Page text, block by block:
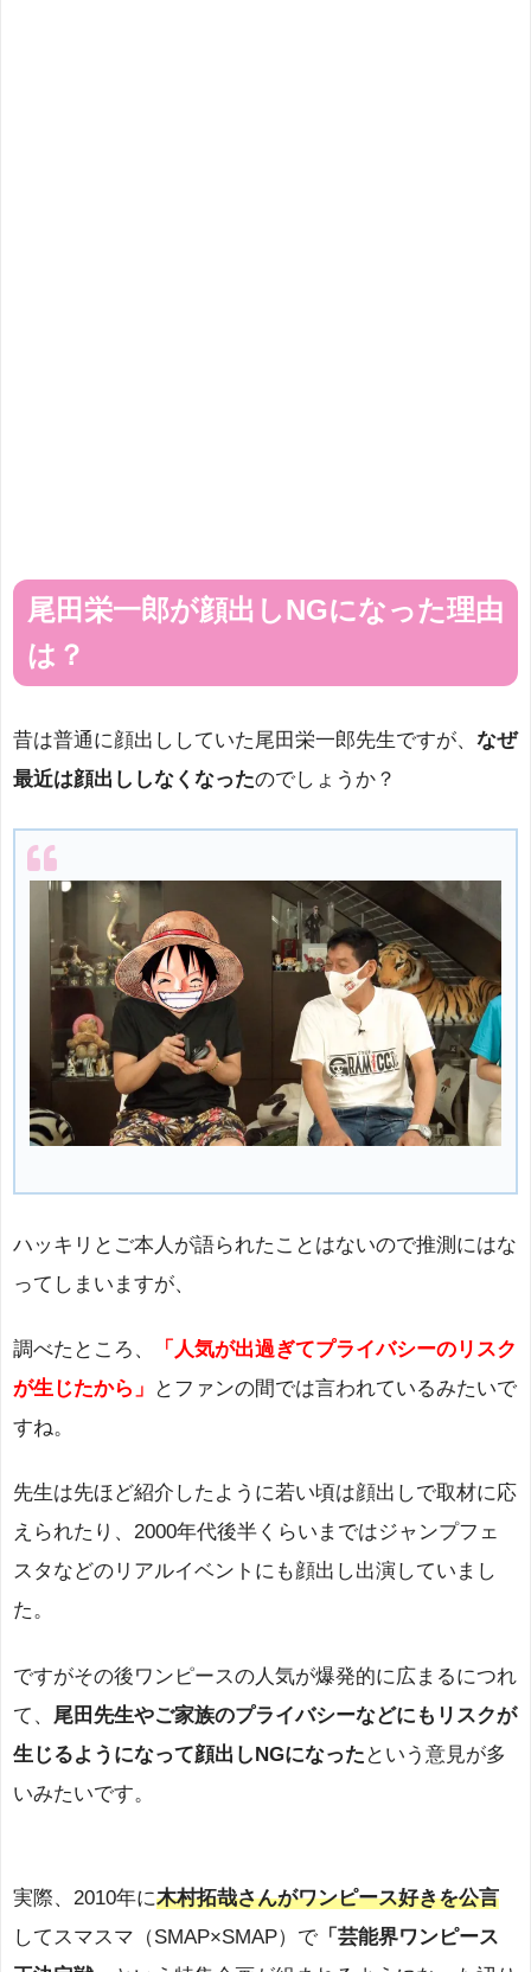
尾田栄一郎が顔出しNGになった理由
は？
昔は普通に顔出ししていた尾田栄一郎先生ですが、 なぜ
最近は顔出ししなくなったのでしょうか？
ハッキリとご本人が語られたことはないので推測にはな
ってしまいますが、
調べたところ、
「人気が出過ぎてプライバシーのリスク
が生じたから」
とファンの間では言われているみたいで
すね。
先生は先ほど紹介したように若い頃は顔出しで取材に応
えられたり、2000年代後半くらいまではジャンプフェ
スタなどのリアルイベントにも顔出し出演していまし
た。
ですがその後ワンピースの人気が爆発的に広まるにつれ
て、
尾田先生やご家族のプライバシーなどにもリスクが
生じるようになって顔出しNGになった という意見が多
いみたいです。
実際、2010年に木村拓哉さんがワンピース好きを公言
してスマスマ（SMAP×SMAP）で 「芸能界ワンピース